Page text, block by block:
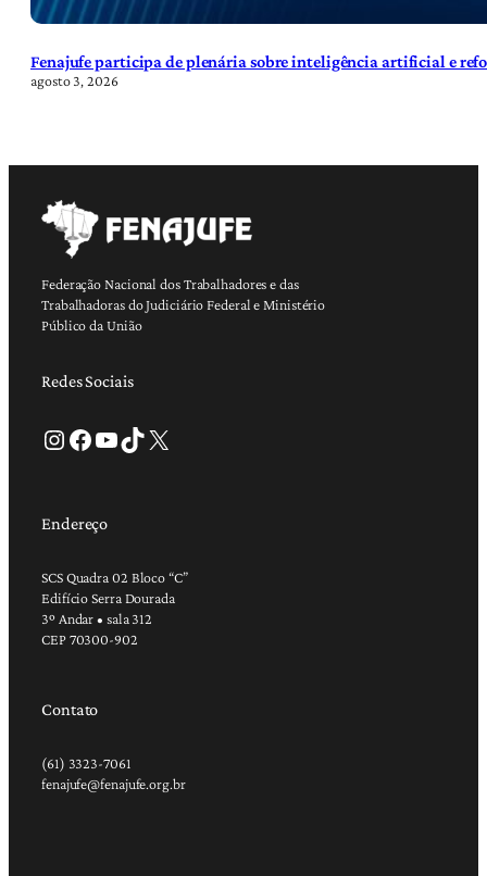
Fenajufe participa de plenária sobre inteligência artificial e
agosto 3, 2026
Federação Nacional dos Trabalhadores e das
Trabalhadoras do Judiciário Federal e Ministério
Público da União
Redes Sociais
Instagram Facebook Youtube TikTok X
Endereço
SCS Quadra 02 Bloco “C”
Edifício Serra Dourada
3º Andar • sala 312
CEP 70300-902
Contato
(61) 3323-7061
fenajufe@fenajufe.org.br